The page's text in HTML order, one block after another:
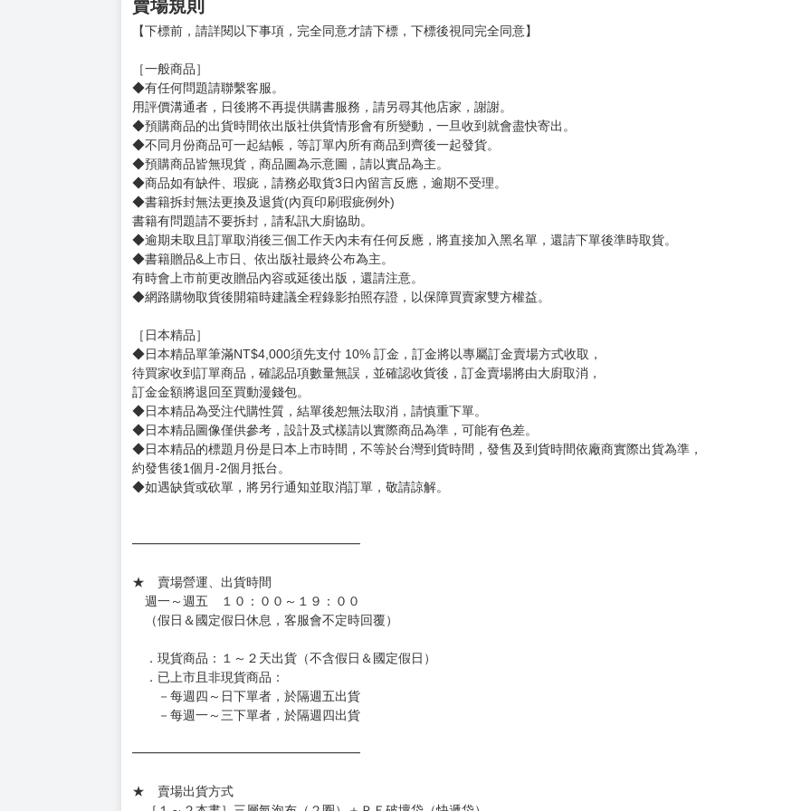
在作品中探討多樣議題，擅長運用簡單的畫面與新觀點的台詞創造有深度的漫畫。
作品《褲襪般的天空下（直譯）》獲得「這本漫畫真厲害！2017」的男生部門第4名，掀起話題。其他作品有《烏托邦（
譯者簡介
姓名：游若琪
譯有《達爾文事變》、《吉伊卡哇 這又小又可愛的傢伙》、《變奏家族 典藏版》等。
賣場規則
【下標前，請詳閱以下事項，完全同意才請下標，下標後視同完全同意】
［一般商品］
◆有任何問題請聯繫客服。
用評價溝通者，日後將不再提供購書服務，請另尋其他店家，謝謝。
◆不同月份商品可一起結帳，等訂單內所有商品到齊後一起發貨。
◆預購商品皆無現貨，商品圖為示意圖，請以實品為主。
◆商品如有缺件、瑕疵，請務必取貨3日內留言反應，逾期不受理。
◆書籍拆封無法更換及退貨(內頁印刷瑕疵例外)
書籍有問題請不要拆封，請私訊大廚協助。
◆逾期未取且訂單取消後三個工作天內未有任何反應，將直接加入黑名單，還請下單後準時取貨。
◆書籍贈品&上市日、依出版社最終公布為主。
有時會上市前更改贈品內容或延後出版，還請注意。
◆網路購物取貨後開箱時建議全程錄影拍照存證，以保障買賣家雙方權益。
訂金金額將退回至買動漫錢包。
◆日本精品為受注代購性質，結單後恕無法取消，請慎重下單。
◆日本精品圖像僅供參考，設計及式樣請以實際商品為準，可能有色差。
約發售後1個月-2個月抵台。
◆如遇缺貨或砍單，將另行通知並取消訂單，敬請諒解。
週一～週五 １０：００～１９：００
（假日＆國定假日休息，客服會不定時回覆）